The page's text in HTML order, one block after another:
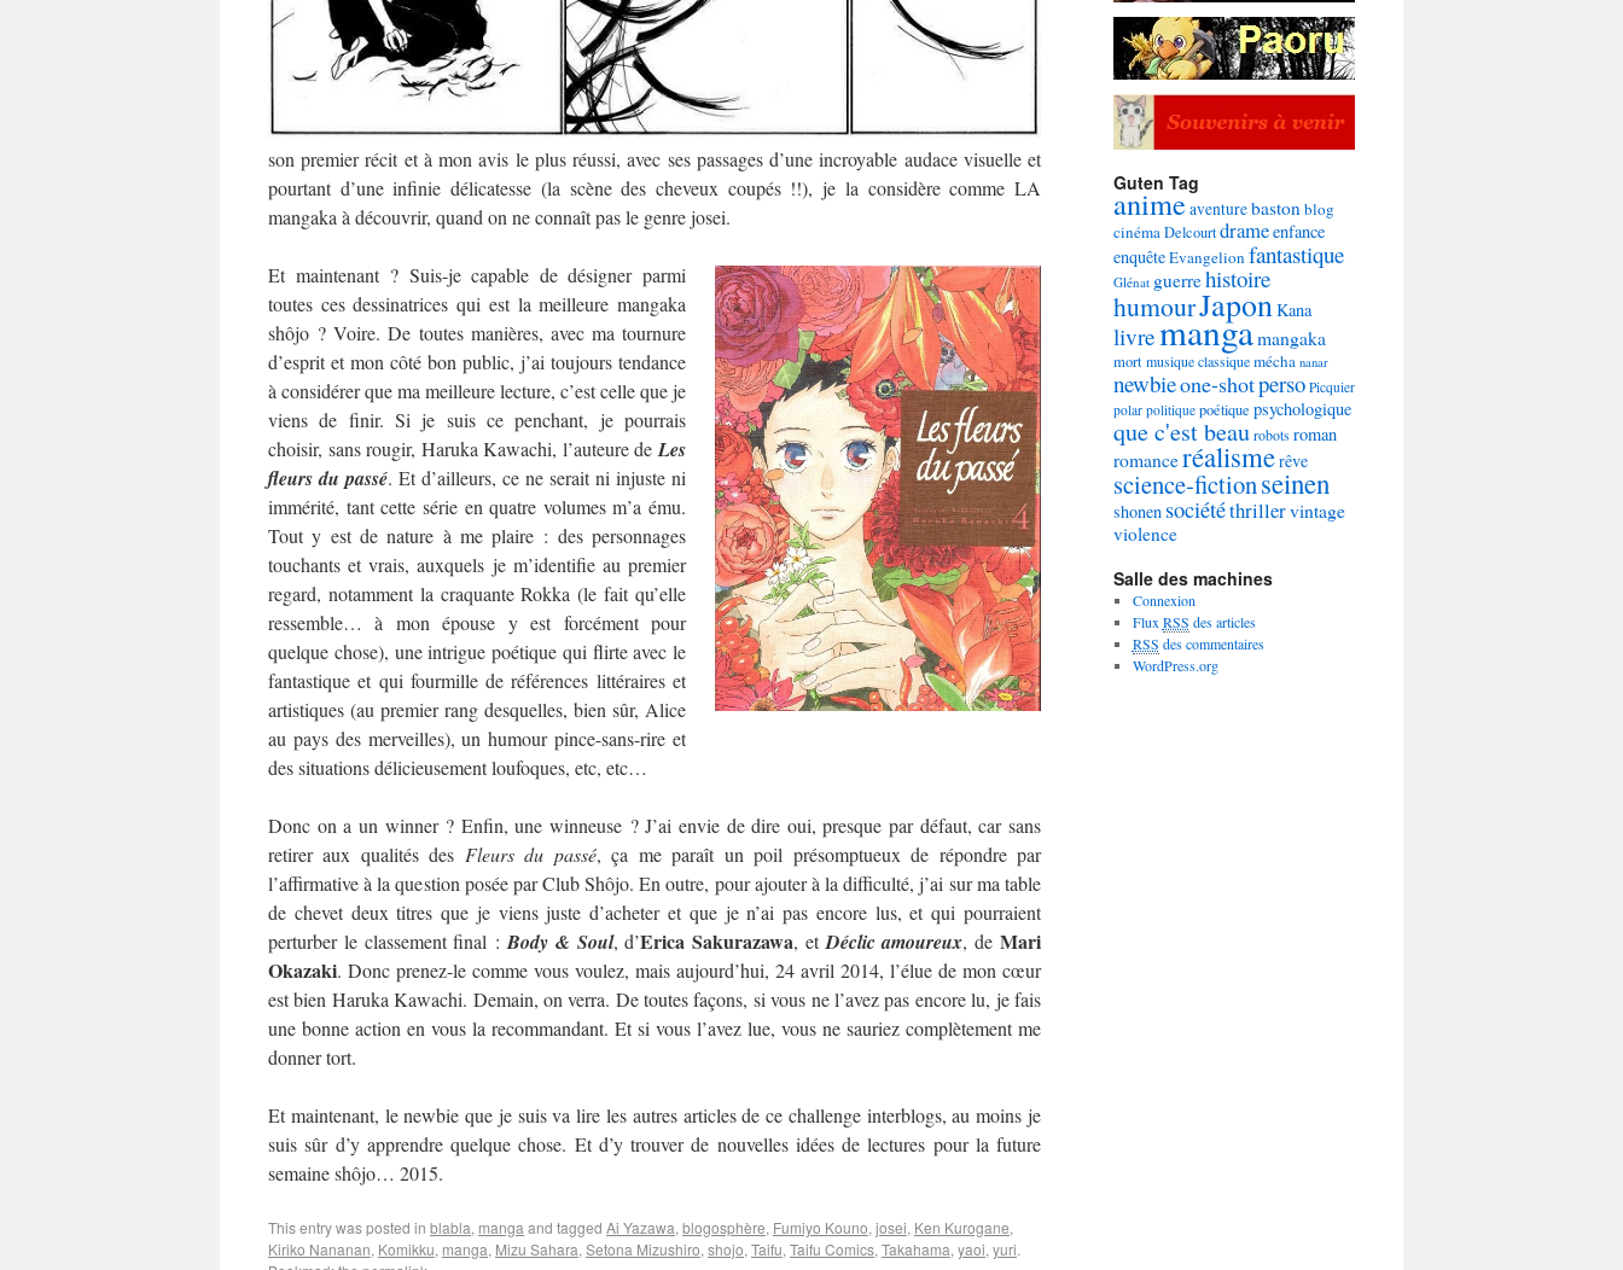
son premier récit et à mon avis le plus réussi, avec ses passages d’une incroyable audace visuelle et
pourtant d’une infinie délicatesse (la scène des cheveux coupés !!), je la considère comme LA
mangaka à découvrir, quand on ne connaît pas le genre josei.
Et maintenant ? Suis-je capable de désigner parmi
toutes ces dessinatrices qui est la meilleure mangaka
shôjo ? Voire. De toutes manières, avec ma tournure
d’esprit et mon côté bon public, j’ai toujours tendance
à considérer que ma meilleure lecture, c’est celle que je
viens de finir. Si je suis ce penchant, je pourrais
choisir, sans rougir, Haruka Kawachi, l’auteure deLes
fleurs du passé. Et d’ailleurs, ce ne serait ni injuste ni
immérité, tant cette série en quatre volumes m’a ému.
Tout y est de nature à me plaire : des personnages
touchants et vrais, auxquels je m’identifie au premier
regard, notamment la craquante Rokka (le fait qu’elle
ressemble… à mon épouse y est forcément pour
quelque chose), une intrigue poétique qui flirte avec le
fantastique et qui fourmille de références littéraires et
artistiques (au premier rang desquelles, bien sûr, Alice
au pays des merveilles), un humour pince-sans-rire et
des situations délicieusement loufoques, etc, etc…
Donc on a un winner ? Enfin, une winneuse ? J’ai envie de dire oui, presque par défaut, car sans
retirer aux qualités des Fleurs du passé, ça me paraît un poil présomptueux de répondre par
l’affirmative à la question posée par Club Shôjo. En outre, pour ajouter à la difficulté, j’ai sur ma table
de chevet deux titres que je viens juste d’acheter et que je n’ai pas encore lus, et qui pourraient
perturber le classement final :Body & Soul, d’Erica Sakurazawa, etDéclic amoureux, deMari
Okazaki. Donc prenez-le comme vous voulez, mais aujourd’hui, 24 avril 2014, l’élue de mon cœur
est bien Haruka Kawachi. Demain, on verra. De toutes façons, si vous ne l’avez pas encore lu, je fais
une bonne action en vous la recommandant. Et si vous l’avez lue, vous ne sauriez complètement me
donner tort.
Et maintenant, le newbie que je suis va lire les autres articles de ce challenge interblogs, au moins je
suis sûr d’y apprendre quelque chose. Et d’y trouver de nouvelles idées de lectures pour la future
semaine shôjo… 2015.
This entry was posted in blabla, manga and tagged Ai Yazawa, blogosphère, Fumiyo Kouno, josei, Ken Kurogane,
Kiriko Nananan, Komikku, manga, Mizu Sahara, Setona Mizushiro, shojo, Taifu, Taifu Comics, Takahama, yaoi, yuri.
Guten Tag
animeaventurebaston blog
cinémaDelcourtdrameenfance
enquêteEvangelion fantastique
Glénat guerrehistoire
humourJapon Kana
livremangamangaka
mortmusique classiquemécha nanar
newbieone-shotperso Picquier
polar politique poétique psychologique
que c'est beaurobotsroman
romanceréalismerêve
science-fictionseinen
shonen sociététhrillervintage
violence
Salle des machines
Connexion
Flux RSS des articles
RSS des commentaires
WordPress.org